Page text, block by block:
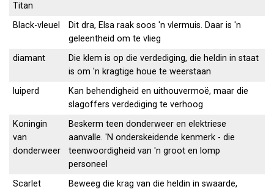
Titan
Black-vleuel
Dit dra, Elsa raak soos 'n vlermuis. Daar is 'n
geleentheid om te vlieg
diamant
Die klem is op die verdediging, die heldin in staat
is om 'n kragtige houe te weerstaan
luiperd
Kan behendigheid en uithouvermoë, maar die
slagoffers verdediging te verhoog
Koningin
van
donderweer
Beskerm teen donderweer en elektriese
aanvalle. 'N onderskeidende kenmerk - die
teenwoordigheid van 'n groot en lomp
personeel
Scarlet
Beweeg die krag van die heldin in swaarde,